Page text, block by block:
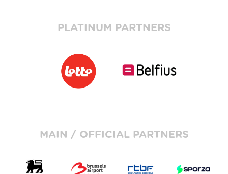
PLATINUM PARTNERS
MAIN / OFFICIAL PARTNERS